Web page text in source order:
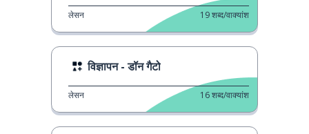
लेसन 19शब्द/वाक्यांश
विज्ञापन - डॉन गैटो
लेसन 16शब्द/वाक्यांश